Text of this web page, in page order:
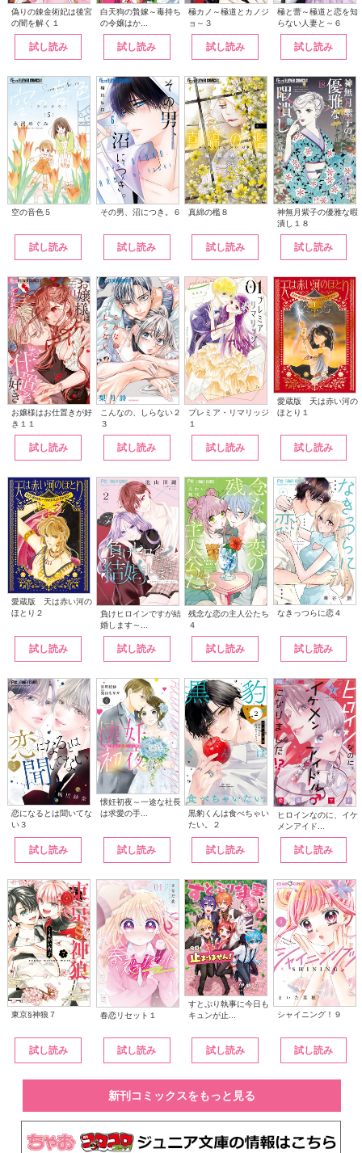
偽りの錬金術妃は後宮
の闇を解く１
試し読み
白天狗の贄嫁～毒持ち
の令嬢はか...
試し読み
極カノ～極道とカノジ
ョ～３
試し読み
極と蕾～極道と恋を知
らない人妻と～６
試し読み
空の音色５
試し読み
その男、沼につき。６
試し読み
真綿の檻８
試し読み
神無月紫子の優雅な暇
潰し１８
試し読み
お嬢様はお仕置きが好
き１１
試し読み
こんなの、しらない２
３
試し読み
プレミア・リマリッジ
１
試し読み
愛蔵版 天は赤い河の
ほとり１
試し読み
愛蔵版 天は赤い河の
ほとり２
試し読み
負けヒロインですが結
婚します～...
試し読み
残念な恋の主人公たち
４
試し読み
なきっつらに恋４
試し読み
恋になるとは聞いてな
い３
試し読み
懐妊初夜～一途な社長
は求愛の手...
試し読み
黒豹くんは食べちゃい
たい。２
試し読み
ヒロインなのに、イケ
メンアイド...
試し読み
東京§神狼７
試し読み
春恋リセット１
試し読み
すとぷり執事に今日も
キュンが止...
試し読み
シャイニング！９
試し読み
新刊コミックスをもっと見る